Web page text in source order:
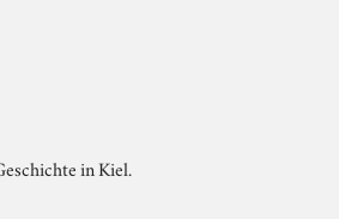
in Kiel.